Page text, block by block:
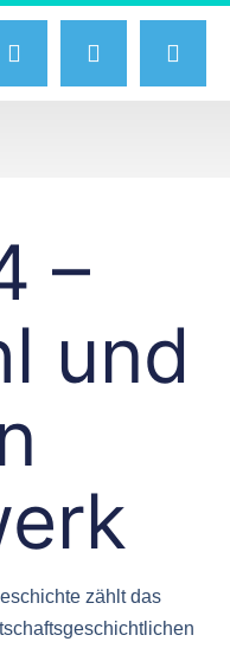
–
und
zählt das